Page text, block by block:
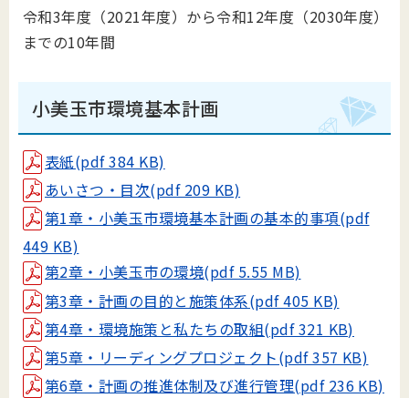
令和3年度（2021年度）から令和12年度（2030年度）
までの10年間
小美玉市環境基本計画
表紙(pdf 384 KB)
あいさつ・目次(pdf 209 KB)
第1章・小美玉市環境基本計画の基本的事項(pdf
449 KB)
第2章・小美玉市の環境(pdf 5.55 MB)
第3章・計画の目的と施策体系(pdf 405 KB)
第4章・環境施策と私たちの取組(pdf 321 KB)
第5章・リーディングプロジェクト(pdf 357 KB)
第6章・計画の推進体制及び進行管理(pdf 236 KB)